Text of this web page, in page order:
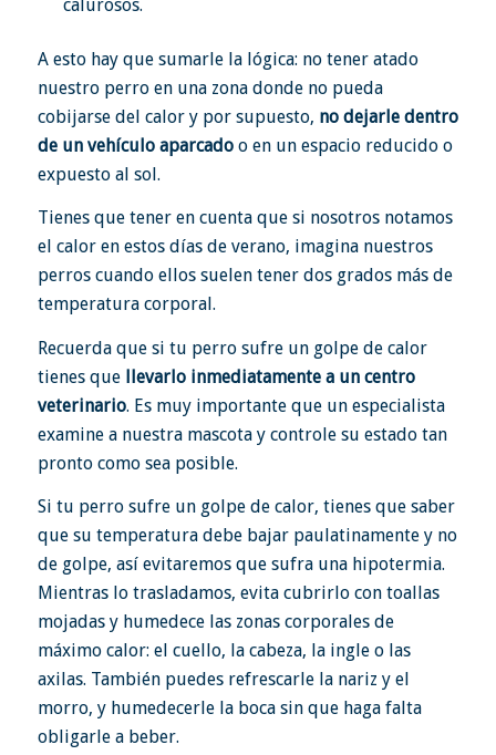
calurosos.
A esto hay que sumarle la lógica: no tener atado
nuestro perro en una zona donde no pueda
cobijarse del calor y por supuesto, no dejarle dentro
de un vehículo aparcadoo en un espacio reducido o
expuesto al sol.
Tienes que tener en cuenta que si nosotros notamos
el calor en estos días de verano, imagina nuestros
perros cuando ellos suelen tener dos grados más de
temperatura corporal.
Recuerda que si tu perro sufre un golpe de calor
tienes que llevarlo inmediatamente a un centro
veterinario. Es muy importante que un especialista
examine a nuestra mascota y controle su estado tan
pronto como sea posible.
Si tu perro sufre un golpe de calor, tienes que saber
que su temperatura debe bajar paulatinamente y no
de golpe, así evitaremos que sufra una hipotermia.
Mientras lo trasladamos, evita cubrirlo con toallas
mojadas y humedece las zonas corporales de
máximo calor: el cuello, la cabeza, la ingle o las
axilas. También puedes refrescarle la nariz y el
morro, y humedecerle la boca sin que haga falta
obligarle a beber.